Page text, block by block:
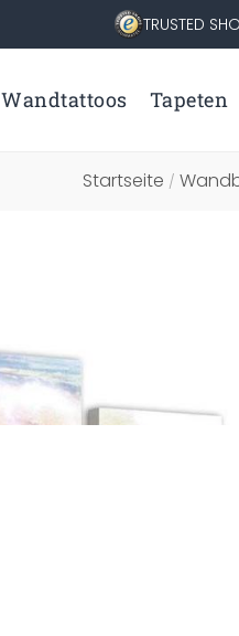
TRUSTED
Wandtattoos Tapeten
Startseite /